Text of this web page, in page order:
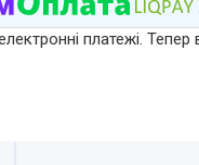
платежі.